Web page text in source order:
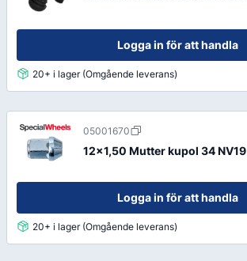
Logga in för att handla
20+ i lager (Omgående leverans)
05001670
12x1,50 Mutter kupol 34 NV19
Logga in för att handla
20+ i lager (Omgående leverans)